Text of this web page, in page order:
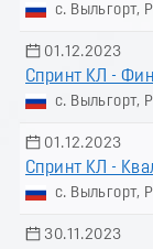
с. Выльгорт,
01.12.2023
Спринт КЛ -
с. Выльгорт,
01.12.2023
Спринт КЛ -
с. Выльгорт,
30.11.2023